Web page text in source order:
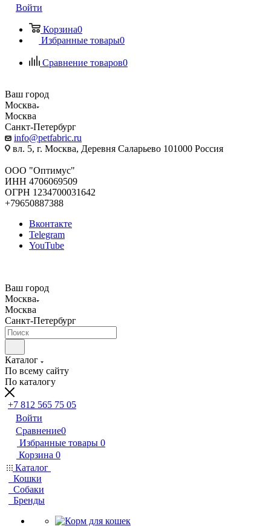
Войти
Корзина0
Избранные товары0
Сравнение товаров0
Ваш город
Москва
Москва
Санкт-Петербург
info@petfabric.ru
вл. 5, г. Москва, Деревня Саларьево 101000 Россия
ООО "Оптимус"
ИНН 4706069509
ОГРН 1234700031642
+79650887388
Вконтакте
Telegram
YouTube
Ваш город
Москва
Москва
Санкт-Петербург
Каталог
По всему сайту
По каталогу
+7 812 565 75 05
Войти
Сравнение0
Избранные товары 0
Корзина 0
Каталог
Кошки
Собаки
Бренды